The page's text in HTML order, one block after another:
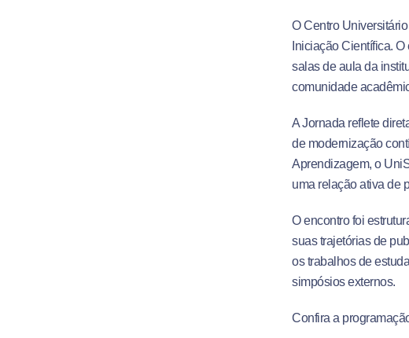
O Centro
Iniciação Científica. O
salas de aula da
comunidade
A Jornada reflete
de modernização
Aprendizagem, o
uma relação ativa de
O encontro foi
suas trajetórias de
os trabalhos de
simpósios externos.
Confira a